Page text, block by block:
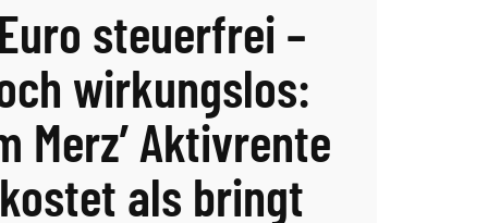
steuerfrei –
wirkungslos:
Merz’ Aktivrente
als bringt